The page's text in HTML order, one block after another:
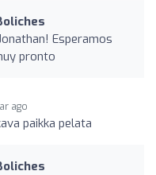
Esperamos
pronto
ago
paikka pelata